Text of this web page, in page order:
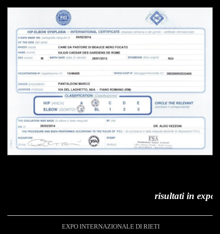
EXPO INTERNAZIONALE DI RIETI